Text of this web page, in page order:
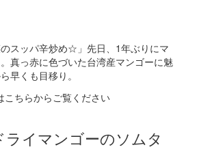
のスッパ辛炒め☆」先日、1年ぶりにマ
真っ赤に色づいた台湾産マンゴーに魅
早くも目移り。
こちらからご覧ください
ライマンゴーのソムタ